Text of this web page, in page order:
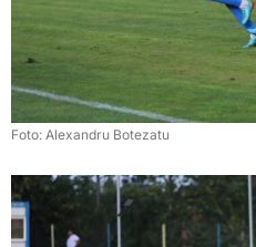
Foto: Alexandru Botezatu